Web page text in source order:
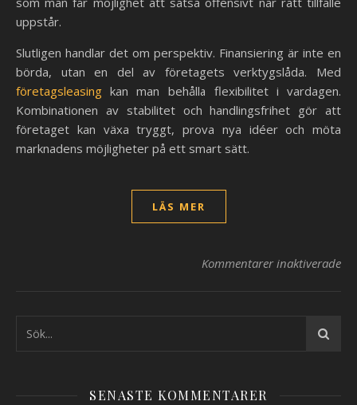
uppstår.
Slutligen handlar det om perspektiv. Finansiering är inte en
börda, utan en del av företagets verktygslåda. Med
företagsleasing kan man behålla flexibilitet i vardagen.
Kombinationen av stabilitet och handlingsfrihet gör att
företaget kan växa tryggt, prova nya idéer och möta
marknadens möjligheter på ett smart sätt.
LÄS MER
Kommentarer inaktiverade
SENASTE KOMMENTARER